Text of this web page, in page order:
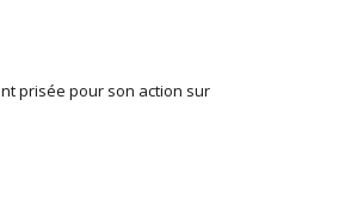
prisée pour son action sur